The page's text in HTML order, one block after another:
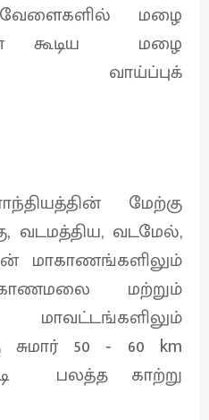
மழை
கூடிய மழை
வாய்ப்புக்
மேற்கு
வடமத்திய, வடமேல்,
மாகாணங்களிலும்
மற்றும்
சுமார் 50 ‐ 60 km
பலத்த காற்று